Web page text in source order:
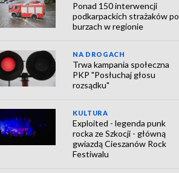
Ponad 150 interwencji
podkarpackich strażaków po
burzach w regionie
NA DROGACH
Trwa kampania społeczna
PKP "Posłuchaj głosu
rozsądku"
KULTURA
Exploited - legenda punk
rocka ze Szkocji - główną
gwiazdą Cieszanów Rock
Festiwalu